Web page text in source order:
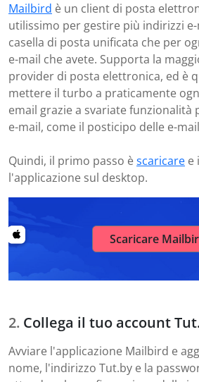
Mailbird è un client di posta
utilissimo per gestire più indirizzi e-
casella di posta unificata che per
e-mail che avete. Supporta la
provider di posta elettronica, ed è
mettere il turbo a praticamente
email grazie a svariate funzionalità
e-mail, come il posticipo delle e-
Quindi, il primo passo èscaricare e
l'applicazione sul desktop.
Scaricare
Collega il tuo account
Avviare l'applicazione Mailbird e
nome, l'indirizzo Tut.by e la